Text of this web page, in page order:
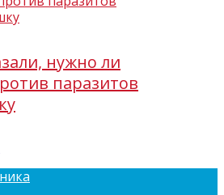
нужно ли
паразитов